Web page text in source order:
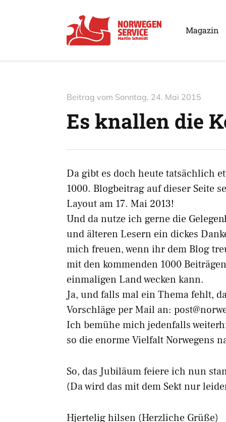
Magazin
Beitrag vom Sonntag, 24. Mai 2015
Es knallen die
Da gibt es doch heute tatsächlich
1000. Blogbeitrag auf dieser Seite
Layout am 17. Mai 2013!
Und da nutze ich gerne die
und älteren Lesern ein dickes
mich freuen, wenn ihr dem Blog
mit den kommenden 1000
einmaligen Land wecken kann.
Ja, und falls mal ein Thema fehlt,
Vorschläge per Mail an:
Ich bemühe mich jedenfalls
so die enorme Vielfalt Norwegens
So, das Jubiläum feiere ich nun
(Da wird das mit dem Sekt nur
Hjertelig hilsen (Herzliche Grüße)